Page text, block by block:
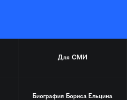
Для СМИ
Биография Бориса Ельцина